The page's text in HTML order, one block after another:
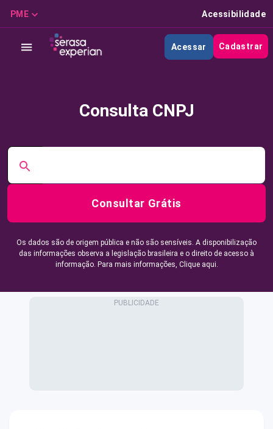
PME Acessibilidade
Acessar Cadastrar
Consulta CNPJ
Consultar Grátis
Os dados são de origem pública e não são sensíveis. A disponibilização
das informações observa a legislação brasileira e o direito de acesso à
informação. Para mais informações, Clique aqui.